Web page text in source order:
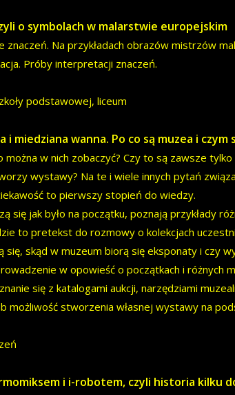
o symbolach w malarstwie europejskim
znaczeń. Na przykładach obrazów mistrzów
Próby interpretacji znaczeń.
podstawowej, liceum
i miedziana wanna. Po co są muzea i czym
można w nich zobaczyć? Czy to są zawsze
wystawy? Na te i wiele innych pytań
to pierwszy stopień do wiedzy.
się jak było na początku, poznają przykłady
to pretekst do rozmowy o kolekcjach
się, skąd w muzeum biorą się eksponaty i czy
w opowieść o początkach i różnych
się z katalogami aukcji, narzędziami
możliwość stworzenia własnej wystawy na
i i-robotem, czyli historia kilku